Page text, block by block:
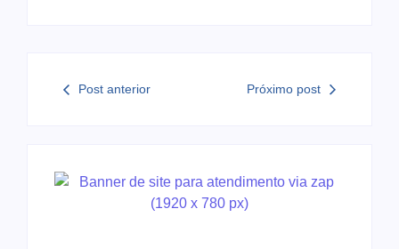
Post anterior Próximo post